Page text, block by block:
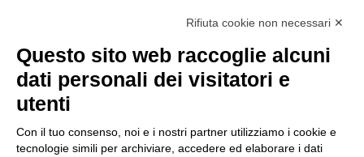
ENTI PUBBLICI
SCUOLE
CITTADINI E FAMIGLIE
Rifiuta cookie non necessari ✕
Questo sito web raccoglie alcuni
dati personali dei visitatori e
utenti
Con il tuo consenso, noi e i nostri partner utilizziamo i cookie e
tecnologie simili per archiviare, accedere ed elaborare i dati